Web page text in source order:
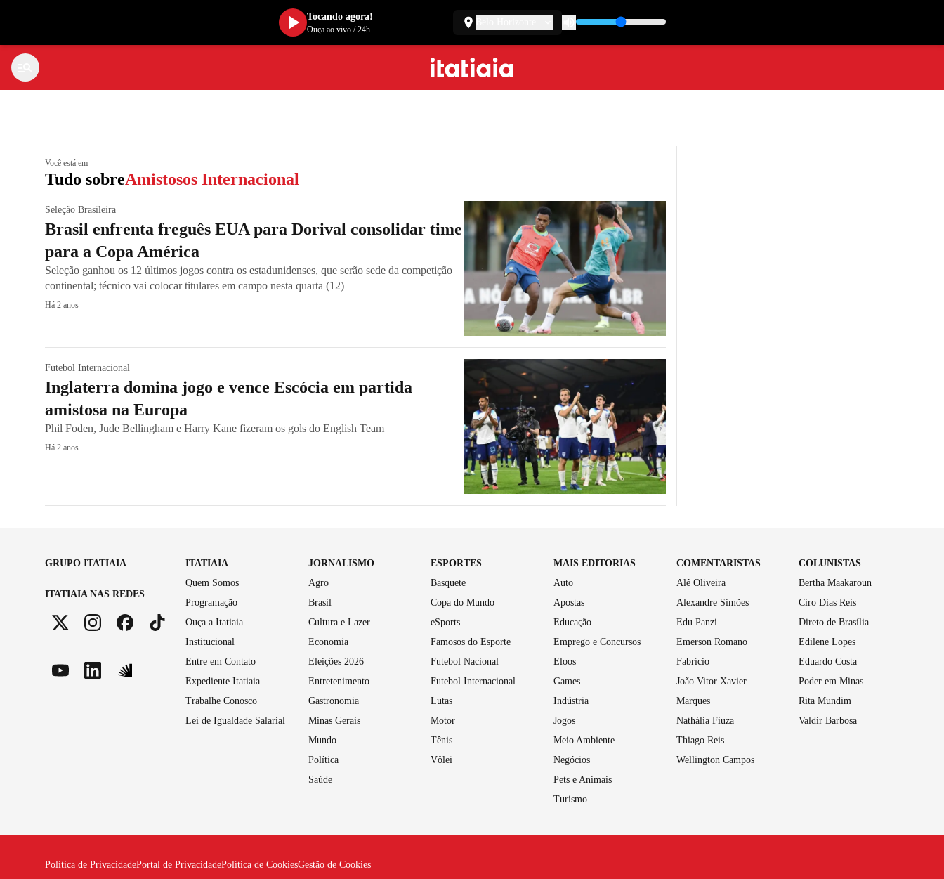
Você está em
Tudo sobreAmistosos Internacional
Seleção Brasileira
Brasil enfrenta freguês EUA para Dorival consolidar time
para a Copa América
Seleção ganhou os 12 últimos jogos contra os estadunidenses, que serão sede da competição
continental; técnico vai colocar titulares em campo nesta quarta (12)
Há 2 anos
Futebol Internacional
Inglaterra domina jogo e vence Escócia em partida
amistosa na Europa
Phil Foden, Jude Bellingham e Harry Kane fizeram os gols do English Team
Há 2 anos
GRUPO ITATIAIA
ITATIAIA NAS REDES
ITATIAIA
Quem Somos
Programação
Ouça a Itatiaia
Institucional
Entre em Contato
Expediente Itatiaia
Trabalhe Conosco
Lei de Igualdade Salarial
JORNALISMO
Agro
Brasil
Cultura e Lazer
Economia
Eleições 2026
Entretenimento
Gastronomia
Minas Gerais
Mundo
Política
Saúde
ESPORTES
Basquete
Copa do Mundo
eSports
Famosos do Esporte
Futebol Nacional
Futebol Internacional
Lutas
Motor
Tênis
Vôlei
MAIS EDITORIAS
Auto
Apostas
Educação
Emprego e Concursos
Eloos
Games
Indústria
Jogos
Meio Ambiente
Negócios
Pets e Animais
Turismo
COMENTARISTAS
Alê Oliveira
Alexandre Simões
Edu Panzi
Emerson Romano
Fabrício
João Vitor Xavier
Marques
Nathália Fiuza
Thiago Reis
Wellington Campos
COLUNISTAS
Bertha Maakaroun
Ciro Dias Reis
Direto de Brasília
Edilene Lopes
Eduardo Costa
Poder em Minas
Rita Mundim
Valdir Barbosa
Política de PrivacidadePortal de PrivacidadePolítica de CookiesGestão de Cookies
Tocando agora!
Ouça ao vivo/24h